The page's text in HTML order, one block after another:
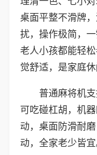
桌面平整不滑牌
扰，操作极简，
老人小孩都能轻
觉舒适，是家庭休
普通麻将机
可吃碰杠胡，机
动，桌面防滑耐
动，全家老少皆宜